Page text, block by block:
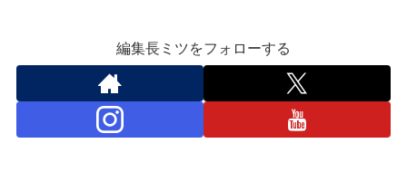
編集長ミツをフォローする